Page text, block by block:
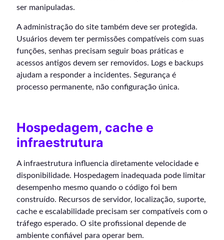
ser manipuladas.
A administração do site também deve ser protegida.
Usuários devem ter permissões compatíveis com suas
funções, senhas precisam seguir boas práticas e
acessos antigos devem ser removidos. Logs e backups
ajudam a responder a incidentes. Segurança é
processo permanente, não configuração única.
Hospedagem, cache e
infraestrutura
A infraestrutura influencia diretamente velocidade e
disponibilidade. Hospedagem inadequada pode limitar
desempenho mesmo quando o código foi bem
construído. Recursos de servidor, localização, suporte,
cache e escalabilidade precisam ser compatíveis com o
tráfego esperado. O site profissional depende de
ambiente confiável para operar bem.